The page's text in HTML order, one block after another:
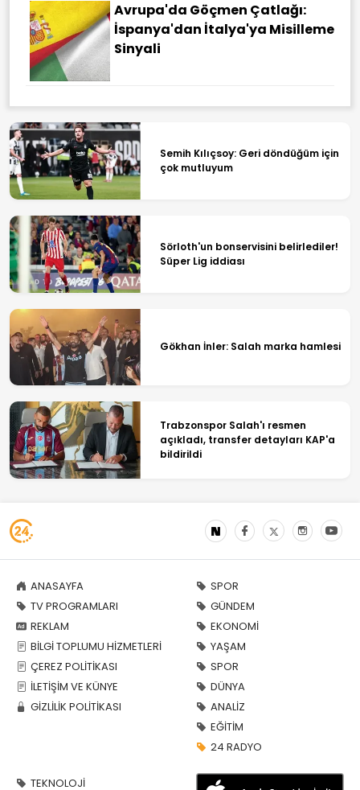
Avrupa'da Göçmen Çatlağı:
İspanya'dan İtalya'ya Misilleme
Sinyali
Semih Kılıçsoy: Geri döndüğüm için
çok mutluyum
Sörloth'un bonservisini belirlediler!
Süper Lig iddiası
Gökhan İnler: Salah marka hamlesi
Trabzonspor Salah'ı resmen
açıkladı, transfer detayları KAP'a
bildirildi
ANASAYFA
TV PROGRAMLARI
REKLAM
BİLGİ TOPLUMU HİZMETLERİ
ÇEREZ POLİTİKASI
İLETİŞİM VE KÜNYE
GİZLİLİK POLİTİKASI
SPOR
GÜNDEM
EKONOMİ
YAŞAM
SPOR
DÜNYA
ANALİZ
EĞİTİM
24 RADYO
TEKNOLOJİ